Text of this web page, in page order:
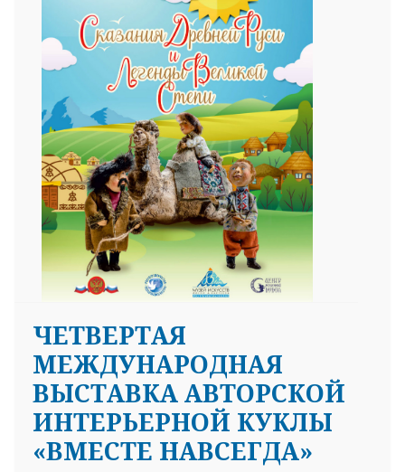
ЧЕТВЕРТАЯ
МЕЖДУНАРОДНАЯ
ВЫСТАВКА АВТОРСКОЙ
ИНТЕРЬЕРНОЙ КУКЛЫ
«ВМЕСТЕ НАВСЕГДА»